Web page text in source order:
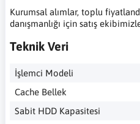
Kurumsal alımlar, toplu
danışmanlığı için satış
Teknik Veri
İşlemci Modeli
Cache Bellek
Sabit HDD Kapasitesi